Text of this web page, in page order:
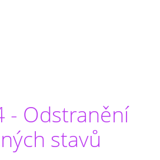
- Odstranění
stavů